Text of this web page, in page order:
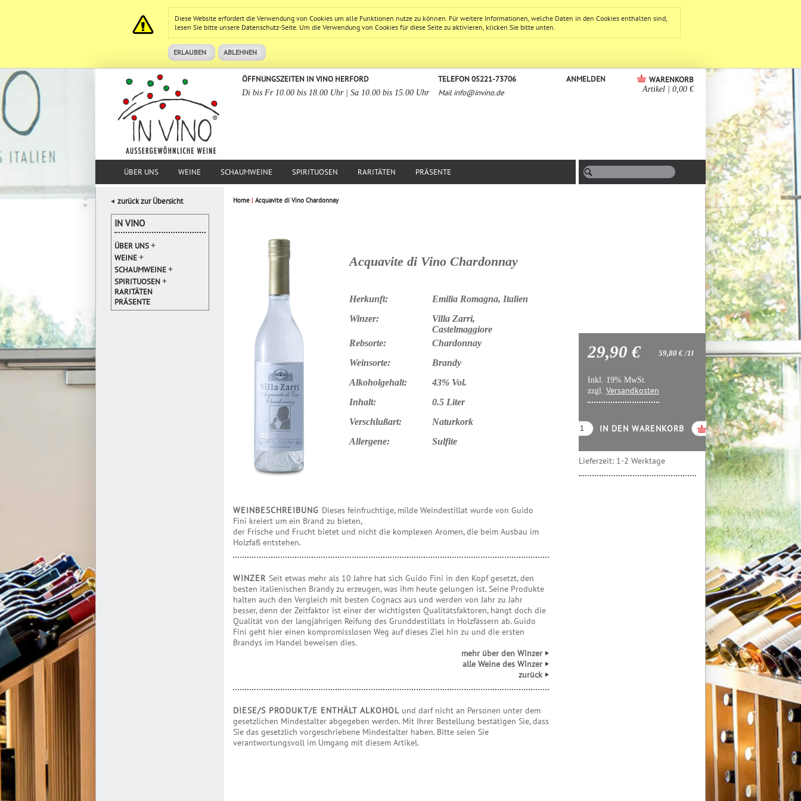
Diese Website erfordert die Verwendung von Cookies um alle Funktionen nutze zu können. Für weitere Informationen, welche Daten in den Cookies enthalten sind,
lesen Sie bitte unsere Datenschutz-Seite. Um die Verwendung von Cookies für diese Seite zu aktivieren, klicken Sie bitte unten.
ERLAUBEN ABLEHNEN
ÖFFNUNGSZEITEN IN VINO HERFORD
Di bis Fr 10.00 bis 18.00 Uhr | Sa 10.00 bis 15.00 Uhr
TELEFON 05221-73706
Mailinfo@invino.de
WARENKORB
Artikel 0,00 €
ANMELDEN
ÜBER UNS WEINE SCHAUMWEINE SPIRITUOSEN RARITÄTEN PRÄSENTE
Home | Acquavite di Vino Chardonnay
Acquavite di Vino Chardonnay
Herkunft:
Emilia Romagna, Italien
Winzer:
Villa Zarri,
Castelmaggiore
Rebsorte:
Chardonnay
Weinsorte:
Brandy
Alkoholgehalt:
43% Vol.
Inhalt:
0.5 Liter
Verschlußart:
Naturkork
Allergene:
Sulfite
29,90 € 59,80 € /1l
Inkl. 19% MwSt.
zzgl. Versandkosten
IN DEN WARENKORB
Lieferzeit: 1-2 Werktage
WEINBESCHREIBUNG Dieses feinfruchtige, milde Weindestillat wurde von Guido
Fini kreiert um ein Brand zu bieten,
der Frische und Frucht bietet und nicht die komplexen Aromen, die beim Ausbau im
Holzfaß entstehen.
WINZER Seit etwas mehr als 10 Jahre hat sich Guido Fini in den Kopf gesetzt, den
besten italienischen Brandy zu erzeugen, was ihm heute gelungen ist. Seine Produkte
halten auch den Vergleich mit besten Cognacs aus und werden von Jahr zu Jahr
besser, denn der Zeitfaktor ist einer der wichtigsten Qualitätsfaktoren, hängt doch die
Qualität von der langjährigen Reifung des Grunddestillats in Holzfässern ab. Guido
Fini geht hier einen kompromisslosen Weg auf dieses Ziel hin zu und die ersten
Brandys im Handel beweisen dies.
mehr über den Winzer
alle Weine des Winzer
zurück
DIESE/S PRODUKT/E ENTHÄLT ALKOHOL und darf nicht an Personen unter dem
gesetzlichen Mindestalter abgegeben werden. Mit Ihrer Bestellung bestätigen Sie, dass
Sie das gesetzlich vorgeschriebene Mindestalter haben. Bitte seien Sie
verantwortungsvoll im Umgang mit diesem Artikel.
zurück zur Übersicht
IN VINO
ÜBER UNS+
WEINE+
SCHAUMWEINE+
SPIRITUOSEN+
RARITÄTEN
PRÄSENTE